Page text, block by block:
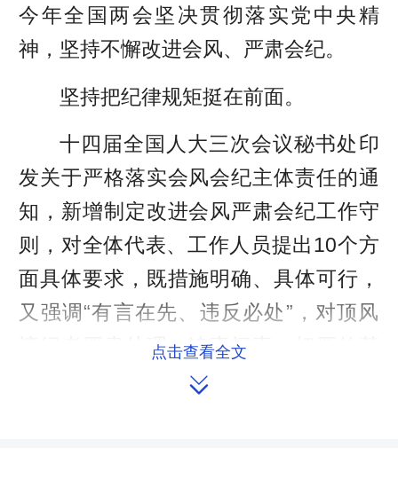
今年全国两会坚决贯彻落实党中央精
神，坚持不懈改进会风、严肃会纪。
坚持把纪律规矩挺在前面。
十四届全国人大三次会议秘书处印
发关于严格落实会风会纪主体责任的通
知，新增制定改进会风严肃会纪工作守
则，对全体代表、工作人员提出10个方
面具体要求，既措施明确、具体可行，
又强调“有言在先、违反必处”，对顶风
违纪者严肃处理，追责问责，把严的基
调、严的措施、严的氛围贯穿会议全过
点击查看全文
